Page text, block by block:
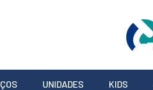
UNIDADES KIDS